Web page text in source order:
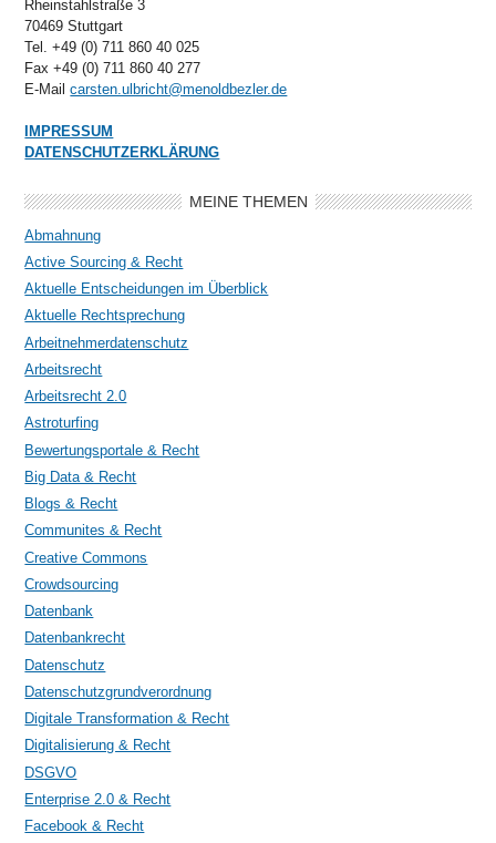
Rheinstahlstraße 3
70469 Stuttgart
Tel. +49 (0) 711 860 40 025
Fax +49 (0) 711 860 40 277
E-Mailcarsten.ulbricht@menoldbezler.de
IMPRESSUM
DATENSCHUTZERKLÄRUNG
MEINE THEMEN
Abmahnung
Active Sourcing & Recht
Aktuelle Entscheidungen im Überblick
Aktuelle Rechtsprechung
Arbeitnehmerdatenschutz
Arbeitsrecht
Arbeitsrecht 2.0
Astroturfing
Bewertungsportale & Recht
Big Data & Recht
Blogs & Recht
Communites & Recht
Creative Commons
Crowdsourcing
Datenbank
Datenbankrecht
Datenschutz
Datenschutzgrundverordnung
Digitale Transformation & Recht
Digitalisierung & Recht
DSGVO
Enterprise 2.0 & Recht
Facebook & Recht